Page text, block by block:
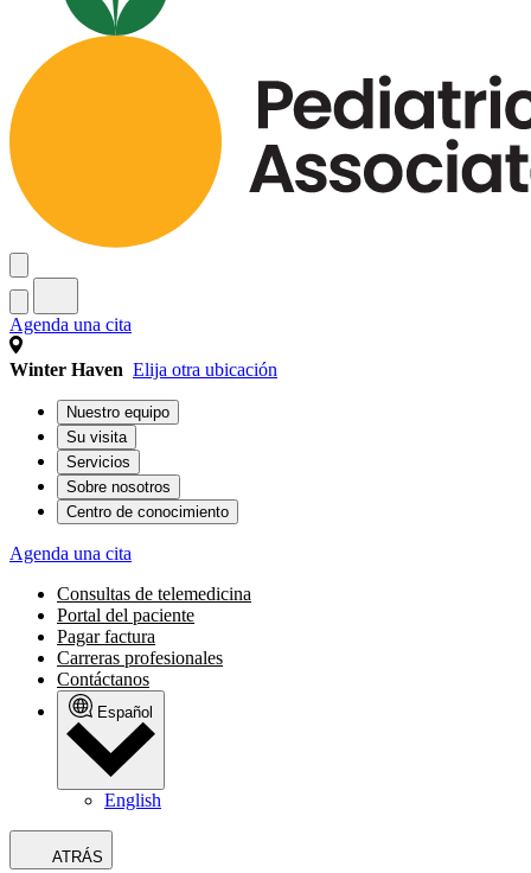
Agenda una cita
Winter Haven Elija otra ubicación
Nuestro equipo
Su visita
Servicios
Sobre nosotros
Centro de conocimiento
Agenda una cita
Consultas de telemedicina
Portal del paciente
Pagar factura
Carreras profesionales
Contáctanos
Español
English
ATRÁS